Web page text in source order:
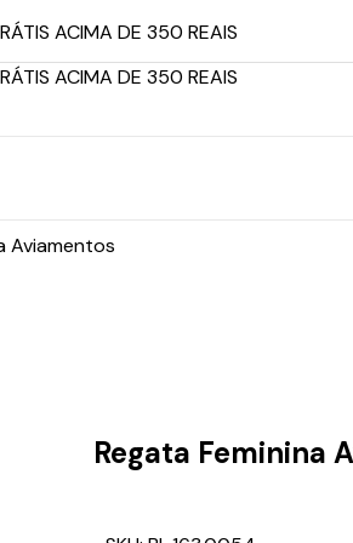
ACIMA DE 350 REAIS
ACIMA DE 350 REAIS
Aviamentos
Regata Feminina